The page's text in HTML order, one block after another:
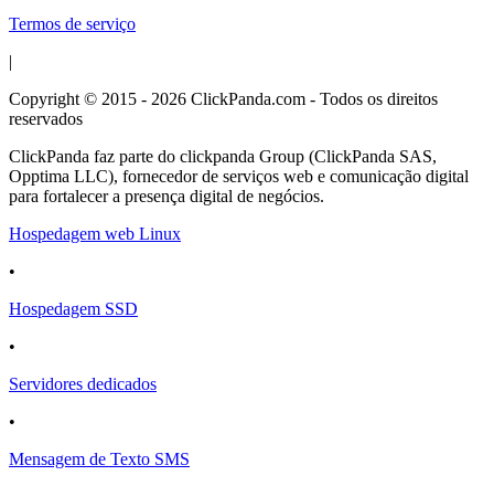
Termos de serviço
|
Copyright © 2015 - 2026 ClickPanda.com - Todos os direitos
reservados
ClickPanda faz parte do clickpanda Group (ClickPanda SAS,
Opptima LLC), fornecedor de serviços web e comunicação digital
para fortalecer a presença digital de negócios.
Hospedagem web Linux
•
Hospedagem SSD
•
Servidores dedicados
•
Mensagem de Texto SMS